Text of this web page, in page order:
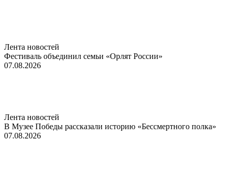
Лента новостей
Фестиваль объединил семьи «Орлят России»
07.08.2026
Лента новостей
В Музее Победы рассказали историю «Бессмертного полка»
07.08.2026